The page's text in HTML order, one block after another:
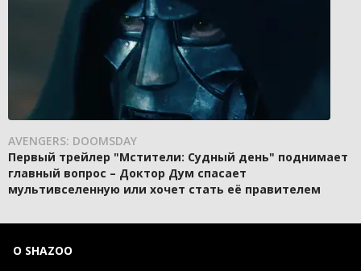
AVENGERS: DOOMSDAY
Первый трейлер "Мстители: Судный день" поднимает
главный вопрос – Доктор Дум спасает
мультивселенную или хочет стать её правителем
О SHAZOO